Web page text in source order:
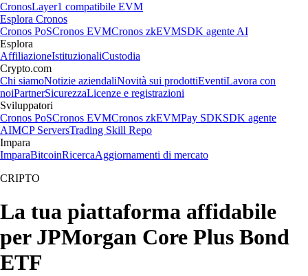
CronosLayer1 compatibile EVM
Esplora Cronos
Cronos PoSCronos EVMCronos zkEVMSDK agente AI
Esplora
AffiliazioneIstituzionaliCustodia
Crypto.com
Chi siamoNotizie aziendaliNovità sui prodottiEventiLavora con
noiPartnerSicurezzaLicenze e registrazioni
Sviluppatori
Cronos PoSCronos EVMCronos zkEVMPay SDKSDK agente
AIMCP ServersTrading Skill Repo
Impara
ImparaBitcoinRicercaAggiornamenti di mercato
CRIPTO
La tua piattaforma affidabile
per JPMorgan Core Plus Bond
ETF